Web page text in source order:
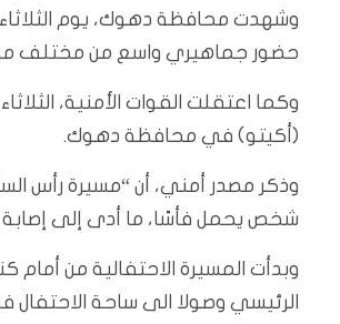
وشهدت محافظة دهوك، يوم
حضور جماهيري واسع من مختلف
وكما اعتقلت القوات الأمنية،
(أكيتو) في محافظة دهوك.
وذكر مصدر أمني، أن “مسيرة رأس
شخص يحمل فأسًا، ما أدى إلى إصابة
وبدأت المسيرة الاحتفالية من
الرئيسي وصولا الى ساحة